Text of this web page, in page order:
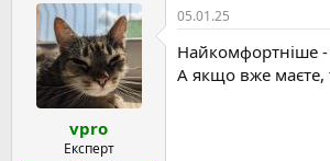
bio.site
к
ц
і
:
vpro
Експерт
05.01.25
Найкомфортніше -
А якщо вже маєте,